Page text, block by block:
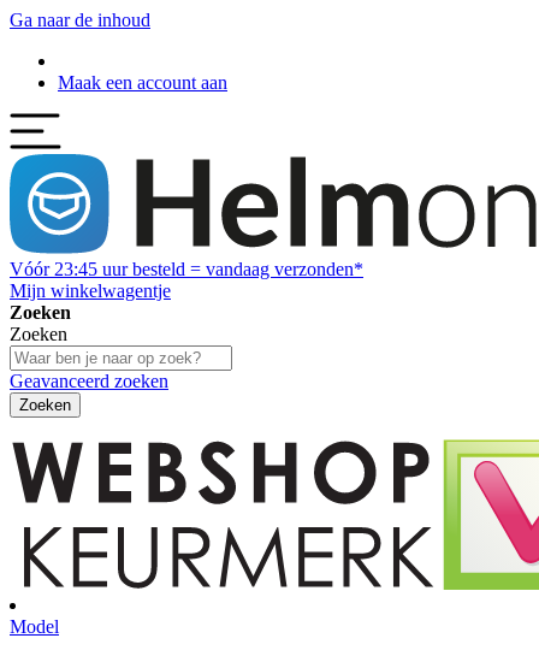
Ga naar de inhoud
Maak een account aan
Vóór 23:45 uur besteld = vandaag verzonden*
Mijn winkelwagentje
Zoeken
Zoeken
Geavanceerd zoeken
Zoeken
Model